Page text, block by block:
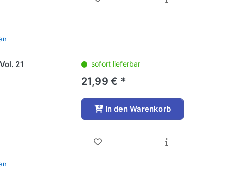
21 sofort lieferbar
21,99 € *
In den Warenkorb